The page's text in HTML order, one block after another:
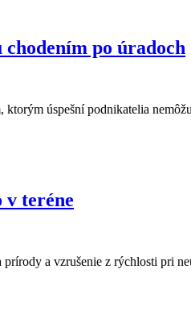
po úradoch
úspešní podnikatelia
v teréne
prírody a vzrušenie z rýchlosti